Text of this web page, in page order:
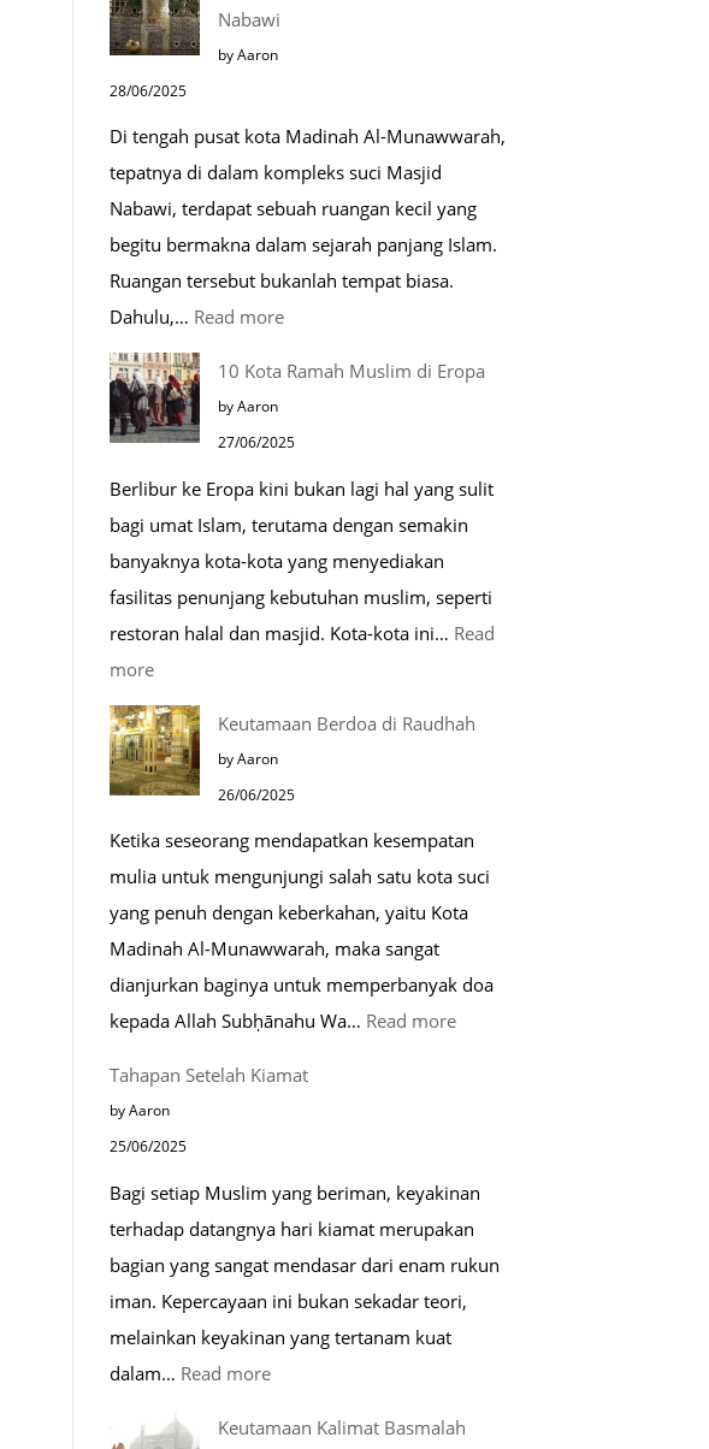
hari
Nabawi
by Aaron
28/06/2025
Di tengah pusat kota Madinah Al-Munawwarah,
tepatnya di dalam kompleks suci Masjid
Nabawi, terdapat sebuah ruangan kecil yang
begitu bermakna dalam sejarah panjang Islam.
Ruangan tersebut bukanlah tempat biasa.
Dahulu,… Read more:
Masjid
Nabawi
10 Kota Ramah Muslim di Eropa
by Aaron
27/06/2025
Berlibur ke Eropa kini bukan lagi hal yang sulit
bagi umat Islam, terutama dengan semakin
banyaknya kota-kota yang menyediakan
fasilitas penunjang kebutuhan muslim, seperti
restoran halal dan masjid. Kota-kota ini… Read
more:
10
Kota
Ramah
di
Eropa
Keutamaan Berdoa di Raudhah
by Aaron
26/06/2025
Ketika seseorang mendapatkan kesempatan
mulia untuk mengunjungi salah satu kota suci
yang penuh dengan keberkahan, yaitu Kota
Madinah Al-Munawwarah, maka sangat
dianjurkan baginya untuk memperbanyak doa
kepada Allah Subḥānahu Wa… Read more:
Tahapan Setelah Kiamat
by Aaron
25/06/2025
Bagi setiap Muslim yang beriman, keyakinan
terhadap datangnya hari kiamat merupakan
bagian yang sangat mendasar dari enam rukun
iman. Kepercayaan ini bukan sekadar teori,
melainkan keyakinan yang tertanam kuat
dalam… Read more:
Keutamaan Kalimat Basmalah